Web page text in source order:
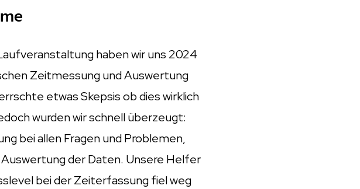
haben wir uns 2024
Zeitmessung und Auswertung
etwas Skepsis ob dies wirklich
wurden wir schnell überzeugt:
bei allen Fragen und Problemen,
der Daten. Unsere Helfer
bei der Zeiterfassung fiel weg